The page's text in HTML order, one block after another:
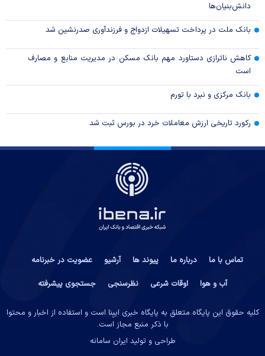
دانش‌بنیان‌ها
بانک ملت در پرداخت تسهیلات ازدواج و فرزندآوری صدرنشین شد
کاهش ناترازی دستاورد مهم بانک مسکن در مدیریت منابع و مصارف
است
بانک مرکزی و نبرد با تورم
رکورد تاریخی ارزش معاملات خرد در بورس ثبت شد
تماس با ما درباره ما پیوند ها آرشیو
عضویت در خبرنامه
آب و هوا
اوقات شرعی نظرسنجی جستجوی پیشرفته
کلیه حقوق این پایگاه متعلق به پایگاه خبری ایبِنا است و استفاده از اخبار و محتوا
با ذکر منبع مجاز است.
طراحی و تولید ایران سامانه